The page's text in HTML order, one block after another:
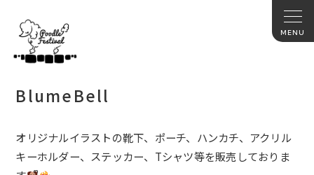
BlumeBell
オリジナルイラストの靴下、ポーチ、ハンカチ、アクリル
キーホルダー、ステッカー、Tシャツ等を販売しておりま